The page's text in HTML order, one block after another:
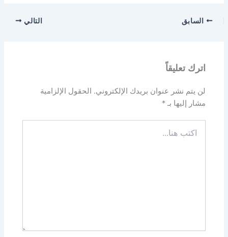
السابق التالي
اترك تعليقاً
لن يتم نشر عنوان بريدك الإلكتروني. الحقول الإلزامية
مشار إليها بـ*
هنا...